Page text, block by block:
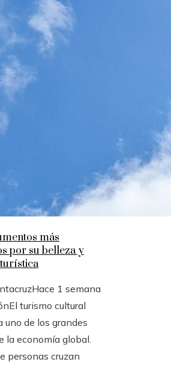
más
por su belleza y
Hace 1 semana
turismo cultural
uno de los grandes
la economía global.
personas cruzan